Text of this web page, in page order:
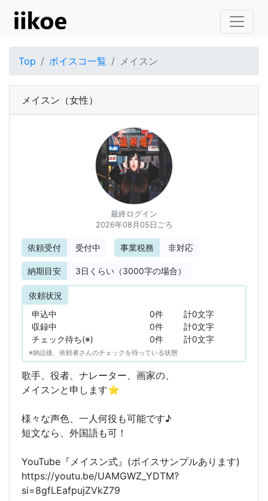
Top ボイスコ一覧 メイスン
メイスン （女性）
最終ログイン
2026年08月05日ごろ
依頼受付 受付中 事業税務 非対応
納期目安 3日くらい（3000字の場合）
依頼状況
申込中
0件
計0文字
収録中
0件
計0文字
チェック待ち(※)
0件 計0文字
※納品後、依頼者さんのチェックを待っている状態
歌手、役者、ナレーター、画家の、
メイスンと申します⭐︎
様々な声色、一人何役も可能です♪
短文なら、外国語も可！
YouTube『メイスン式』(ボイスサンプルあります)
https://youtu.be/UAMGWZ_YDTM?
si=8gfLEafpujZVkZ79